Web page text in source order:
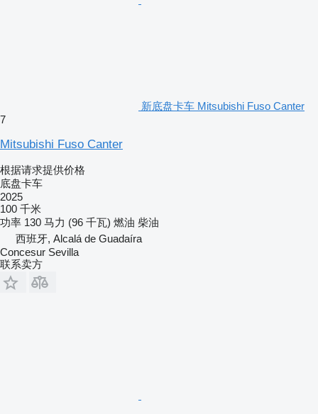
新底盘卡车 Mitsubishi Fuso Canter
7
Mitsubishi Fuso Canter
根据请求提供价格
底盘卡车
2025
100 千米
功率 130 马力 (96 千瓦) 燃油 柴油
西班牙, Alcalá de Guadaíra
Concesur Sevilla
联系卖方